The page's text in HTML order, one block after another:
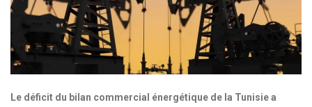
Le déficit du bilan commercial énergétique de la Tunisie a